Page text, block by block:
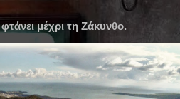
μέχρι τη Ζάκυνθο.